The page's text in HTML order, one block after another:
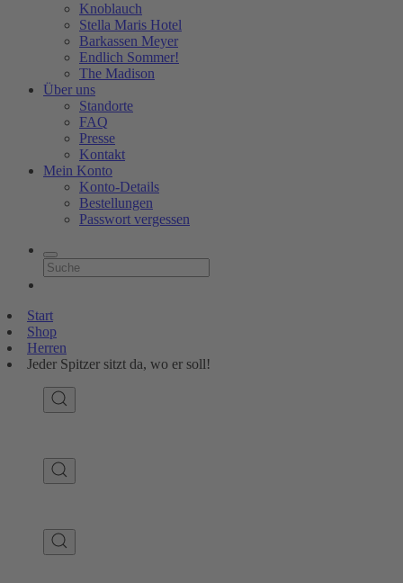
Knoblauch
Stella Maris Hotel
Barkassen Meyer
Endlich Sommer!
The Madison
Über uns
Standorte
FAQ
Presse
Kontakt
Mein Konto
Konto-Details
Bestellungen
Passwort vergessen
Start
Shop
Herren
Jeder Spitzer sitzt da, wo er soll!